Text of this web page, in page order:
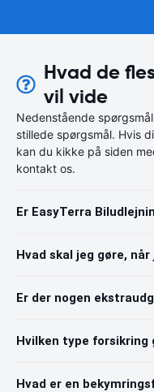
Hvad de
vil vide
Nedenstående
stillede spørgsmål. Hvis
kan du kikke på siden
kontakt os.
Er EasyTerra
Hvad skal jeg gøre,
Er der nogen
Hvilken type
Hvad er en